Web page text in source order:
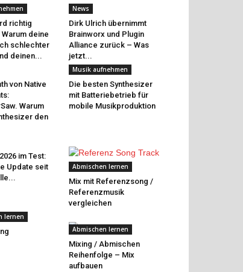
richtig
deine
schlechter
deinen...
News
Dirk Ulrich übernimmt
Brainworx und Plugin
Alliance zurück – Was
jetzt...
von Native
Warum
den
Musik aufnehmen
Die besten Synthesizer
mit Batteriebetrieb für
mobile Musikproduktion
im Test:
Update seit
Abmischen lernen
Mix mit Referenzsong /
Referenzmusik
vergleichen
lernen
Abmischen lernen
Mixing / Abmischen
Reihenfolge – Mix
aufbauen